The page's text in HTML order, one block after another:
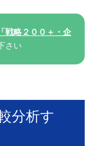
「戦略２００＋・企
さい
分析す